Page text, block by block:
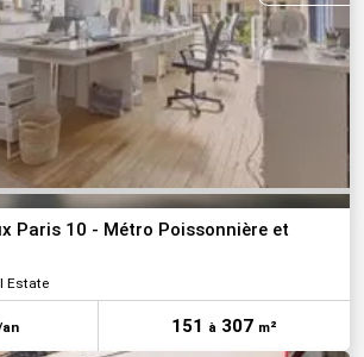
Paris 10 - Métro Poissonnière et
Estate
an 151 à 307 m²